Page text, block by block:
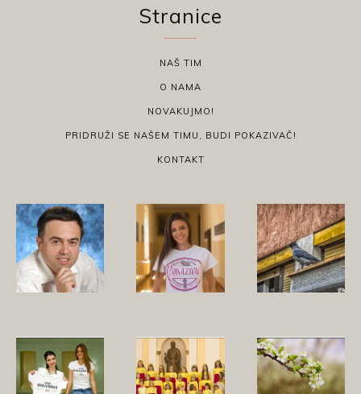
Stranice
NAŠ TIM
O NAMA
NOVAKUJMO!
PRIDRUŽI SE NAŠEM TIMU, BUDI POKAZIVAČ!
KONTAKT